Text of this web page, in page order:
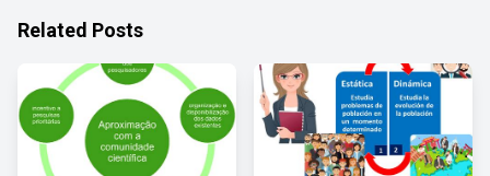
Related Posts